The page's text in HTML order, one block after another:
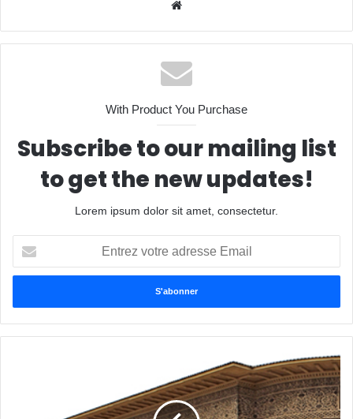
With Product You Purchase
Subscribe to our mailing list
to get the new updates!
Lorem ipsum dolor sit amet, consectetur.
votre
adresse